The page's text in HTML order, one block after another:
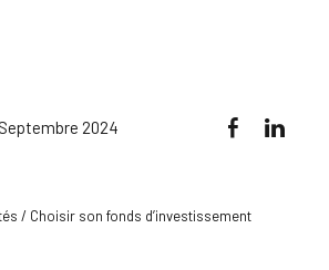
2024
/ Choisir son fonds d’investissement